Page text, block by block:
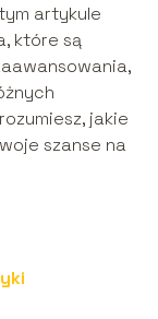
artykule
które są
jakie
szanse na